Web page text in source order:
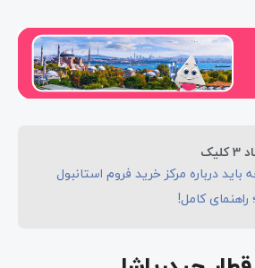
باید درباره مرکز خرید فروم استانبول
راهنمای کامل!